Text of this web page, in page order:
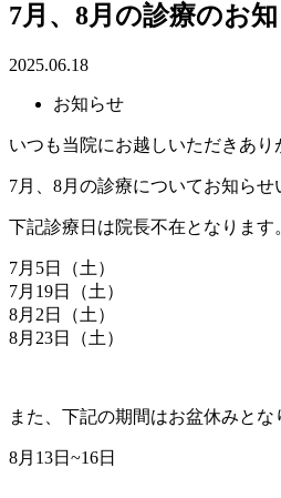
7月、8月の診療のお
2025.06.18
お知らせ
いつも当院にお越しいただきあり
7月、8月の診療についてお知らせ
下記診療日は院長不在となります
7月5日（土）
7月19日（土）
8月2日（土）
8月23日（土）
また、下記の期間はお盆休みとな
8月13日~16日